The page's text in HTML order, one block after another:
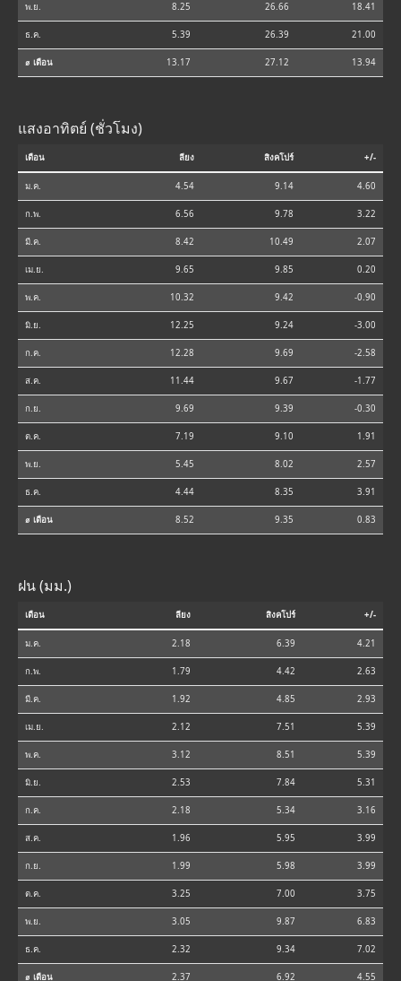
พ.ย. 8.25 26.66 18.41
ธ.ค. 5.39 26.39 21.00
⌀ เดือน 13.17 27.12 13.94
แสงอาทิตย์ (ชั่วโมง)
เดือน ลียง สิงคโปร์ +/-
ม.ค. 4.54 9.14 4.60
ก.พ. 6.56 9.78 3.22
มี.ค. 8.42 10.49 2.07
เม.ย. 9.65 9.85 0.20
พ.ค. 10.32 9.42 -0.90
มิ.ย. 12.25 9.24 -3.00
ก.ค. 12.28 9.69 -2.58
ส.ค. 11.44 9.67 -1.77
ก.ย. 9.69 9.39 -0.30
ต.ค. 7.19 9.10 1.91
พ.ย. 5.45 8.02 2.57
ธ.ค. 4.44 8.35 3.91
⌀ เดือน 8.52 9.35 0.83
ฝน (มม.)
เดือน ลียง สิงคโปร์ +/-
ม.ค. 2.18 6.39 4.21
ก.พ. 1.79 4.42 2.63
มี.ค. 1.92 4.85 2.93
เม.ย. 2.12 7.51 5.39
พ.ค. 3.12 8.51 5.39
มิ.ย. 2.53 7.84 5.31
ก.ค. 2.18 5.34 3.16
ส.ค. 1.96 5.95 3.99
ก.ย. 1.99 5.98 3.99
ต.ค. 3.25 7.00 3.75
พ.ย. 3.05 9.87 6.83
ธ.ค. 2.32 9.34 7.02
⌀ เดือน 2.37 6.92 4.55